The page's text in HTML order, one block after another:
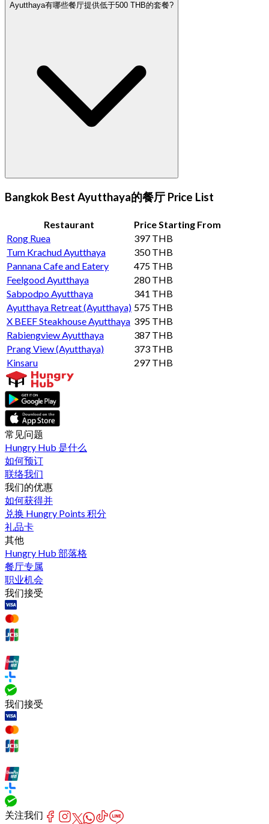
Ayutthaya有哪些餐厅提供低于500 THB的套餐?
Bangkok Best Ayutthaya的餐厅 Price List
Restaurant
Price Starting From
Rong Ruea
397 THB
Tum Krachud Ayutthaya
350 THB
Pannana Cafe and Eatery
475 THB
Feelgood Ayutthaya
280 THB
Sabpodpo Ayutthaya
341 THB
Ayutthaya Retreat (Ayutthaya) 575 THB
X BEEF Steakhouse Ayutthaya 395 THB
Rabiengview Ayutthaya
387 THB
Prang View (Ayutthaya)
373 THB
Kinsaru
297 THB
常见问题
Hungry Hub 是什么
如何预订
联络我们
我们的优惠
如何获得并
兑换 Hungry Points 积分
礼品卡
其他
Hungry Hub 部落格
餐厅专属
职业机会
我们接受
我们接受
关注我们